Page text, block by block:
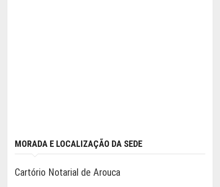
MORADA E LOCALIZAÇÃO DA SEDE
Cartório Notarial de Arouca